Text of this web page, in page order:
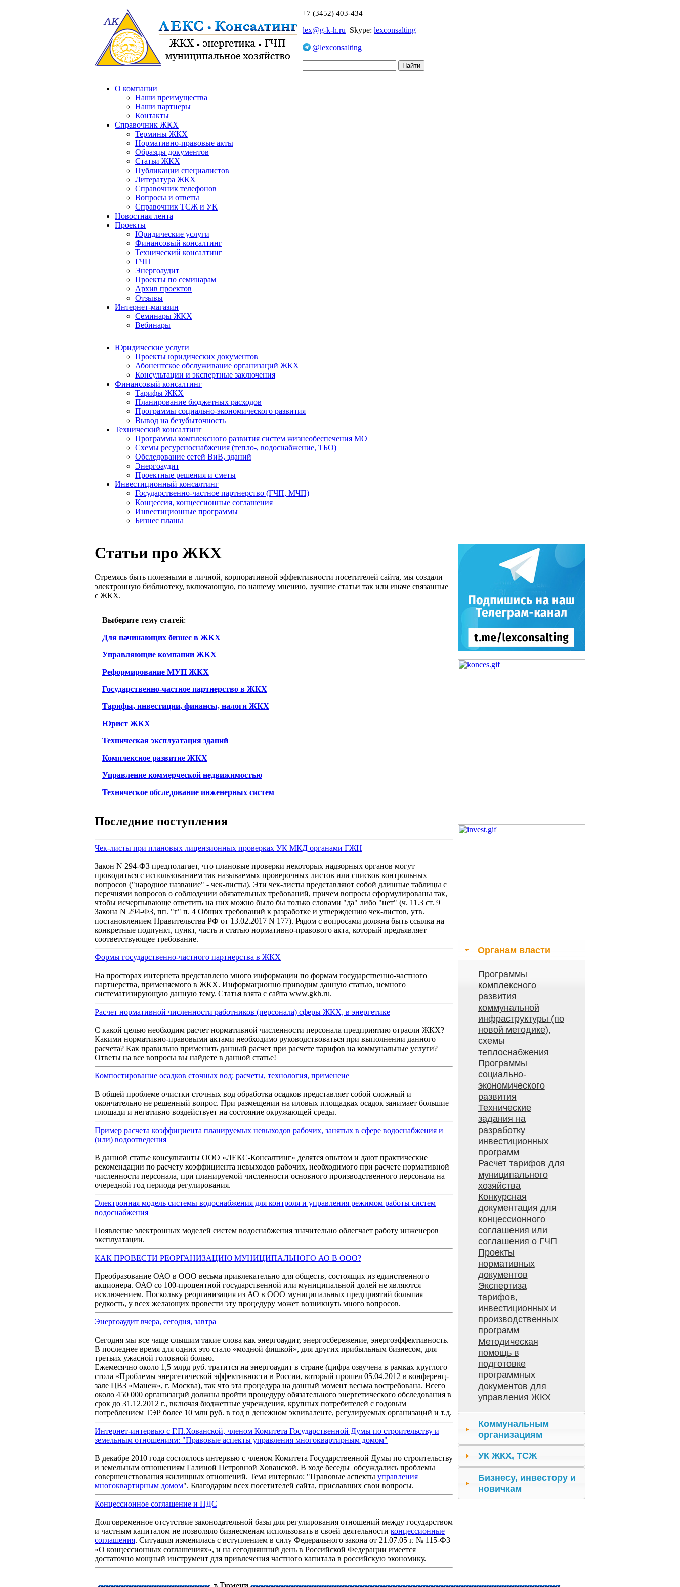
+7 (3452) 403-434
lex@g-k-h.ru Skype: lexconsalting
@lexconsalting
О компании
Наши преимущества
Наши партнеры
Контакты
Справочник ЖКХ
Термины ЖКХ
Нормативно-правовые акты
Образцы документов
Статьи ЖКХ
Публикации специалистов
Литература ЖКХ
Справочник телефонов
Вопросы и ответы
Справочник ТСЖ и УК
Новостная лента
Проекты
Юридические услуги
Финансовый консалтинг
Технический консалтинг
ГЧП
Энергоаудит
Проекты по семинарам
Архив проектов
Отзывы
Интернет-магазин
Семинары ЖКХ
Вебинары
Юридические услуги
Проекты юридических документов
Абонентское обслуживание организаций ЖКХ
Консультации и экспертные заключения
Финансовый консалтинг
Тарифы ЖКХ
Планирование бюджетных расходов
Программы социально-экономического развития
Вывод на безубыточность
Технический консалтинг
Программы комплексного развития систем жизнеобеспечения МО
Схемы ресурсноснабжения (тепло-, водоснабжение, ТБО)
Обследование сетей ВиВ, зданий
Энергоаудит
Проектные решения и сметы
Инвестиционный консалтинг
Государственно-частное партнерство (ГЧП, МЧП)
Концессия, концессионные соглашения
Инвестиционные программы
Бизнес планы
Статьи про ЖКХ
Стремясь быть полезными в личной, корпоративной эффективности посетителей сайта, мы создали
электронную библиотеку, включающую, по нашему мнению, лучшие статьи так или иначе связанные
с ЖКХ.
Выберите тему статей:
Для начинающих бизнес в ЖКХ
Управляющие компании ЖКХ
Реформирование МУП ЖКХ
Государственно-частное партнерство в ЖКХ
Тарифы, инвестиции, финансы, налоги ЖКХ
Юрист ЖКХ
Техническая эксплуатация зданий
Комплексное развитие ЖКХ
Управление коммерческой недвижимостью
Техническое обследование инженерных систем
Последние поступления
Чек-листы при плановых лицензионных проверках УК МКД органами ГЖН
Закон N 294-ФЗ предполагает, что плановые проверки некоторых надзорных органов могут
проводиться с использованием так называемых проверочных листов или списков контрольных
вопросов ("народное название" - чек-листы). Эти чек-листы представляют собой длинные таблицы с
перечнями вопросов о соблюдении обязательных требований, причем вопросы сформулированы так,
чтобы исчерпывающе ответить на них можно было бы только словами "да" либо "нет" (ч. 11.3 ст. 9
Закона N 294-ФЗ, пп. "г" п. 4 Общих требований к разработке и утверждению чек-листов, утв.
постановлением Правительства РФ от 13.02.2017 N 177). Рядом с вопросами должна быть ссылка на
конкретные подпункт, пункт, часть и статью нормативно-правового акта, который предъявляет
соответствующее требование.
Формы государственно-частного партнерства в ЖКХ
На просторах интернета представлено много информации по формам государственно-частного
партнерства, применяемого в ЖКХ. Информационно приводим данную статью, немного
систематизирующую данную тему. Статья взята с сайта www.gkh.ru.
Расчет нормативной численности работников (персонала) сферы ЖКХ, в энергетике
С какой целью необходим расчет нормативной численности персонала предприятию отрасли ЖКХ?
Какими нормативно-правовыми актами необходимо руководствоваться при выполнении данного
расчета? Как правильно применить данный расчет при расчете тарифов на коммунальные услуги?
Ответы на все вопросы вы найдете в данной статье!
Компостирование осадков сточных вод: расчеты, технология, применеие
В общей проблеме очистки сточных вод обработка осадков представляет собой сложный и
окончательно не решенный вопрос. При размещении на иловых площадках осадок занимает большие
площади и негативно воздействует на состояние окружающей среды.
Пример расчета коэффициента планируемых невыходов рабочих, занятых в сфере водоснабжения и
(или) водоотведения
В данной статье консультанты ООО «ЛЕКС-Консалтинг» делятся опытом и дают практические
рекомендации по расчету коэффициента невыходов рабочих, необходимого при расчете нормативной
численности персонала, при планируемой численности основного производственного персонала на
очередной год периода регулирования.
Электронная модель системы водоснабжения для контроля и управления режимом работы систем
водоснабжения
Появление электронных моделей систем водоснабжения значительно облегчает работу инженеров
эксплуатации.
КАК ПРОВЕСТИ РЕОРГАНИЗАЦИЮ МУНИЦИПАЛЬНОГО АО В ООО?
Преобразование ОАО в ООО весьма привлекательно для обществ, состоящих из единственного
акционера. ОАО со 100-процентной государственной или муниципальной долей не являются
исключением. Поскольку реорганизация из АО в ООО муниципальных предприятий большая
редкость, у всех желающих провести эту процедуру может возникнуть много вопросов.
Энергоаудит вчера, сегодня, завтра
Сегодня мы все чаще слышим такие слова как энергоаудит, энергосбережение, энергоэффективность.
В последнее время для одних это стало «модной фишкой», для других прибыльным бизнесом, для
третьих ужасной головной болью.
Ежемесячно около 1,5 млрд руб. тратится на энергоаудит в стране (цифра озвучена в рамках круглого
стола «Проблемы энергетической эффективности в России, который прошел 05.04.2012 в конференц-
зале ЦВЗ «Манеж», г. Москва), так что эта процедура на данный момент весьма востребована. Всего
около 450 000 организаций должны пройти процедуру обязательного энергетического обследования в
срок до 31.12.2012 г., включая бюджетные учреждения, крупных потребителей с годовым
потреблением ТЭР более 10 млн руб. в год в денежном эквиваленте, регулируемых организаций и т.д.
Интернет-интервью с Г.П.Хованской, членом Комитета Государственной Думы по строительству и
земельным отношениям: "Правовые аспекты управления многоквартирным домом"
В декабре 2010 года состоялось интервью с членом Комитета Государственной Думы по строительству
и земельным отношениям Галиной Петровной Хованской. В ходе беседы обсуждались проблемы
совершенствования жилищных отношений. Тема интервью: "Правовые аспекты управления
многоквартирным домом". Благодарим всех посетителей сайта, приславших свои вопросы.
Концессионное соглашение и НДС
Долговременное отсутствие законодательной базы для регулирования отношений между государством
и частным капиталом не позволяло бизнесменам использовать в своей деятельности концессионные
соглашения. Ситуация изменилась с вступлением в силу Федерального закона от 21.07.05 г. № 115-ФЗ
«О концессионных соглашениях», и на сегодняшний день в Российской Федерации имеется
достаточно мощный инструмент для привлечения частного капитала в российскую экономику.
Органам власти
Программы
комплексного
развития
коммунальной
инфраструктуры (по
новой методике),
схемы
теплоснабжения
Программы
социально-
экономического
развития
Технические
задания на
разработку
инвестиционных
программ
Расчет тарифов для
муниципального
хозяйства
Конкурсная
документация для
концессионного
соглашения или
соглашения о ГЧП
Проекты
нормативных
документов
Экспертиза
тарифов,
инвестиционных и
производственных
программ
Методическая
помощь в
подготовке
программных
документов для
управления ЖКХ
Коммунальным
организациям
УК ЖКХ, ТСЖ
Бизнесу, инвестору и
новичкам